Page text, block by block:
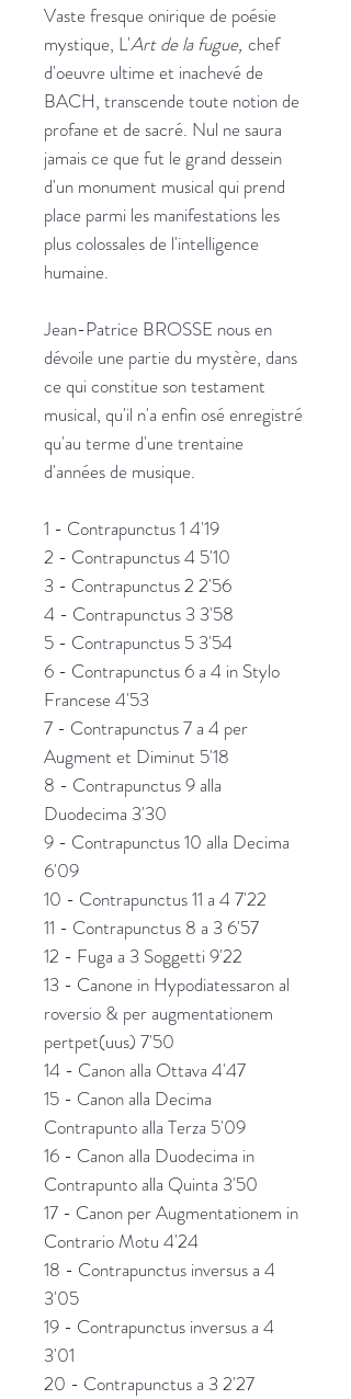
Vaste fresque onirique de poésie
mystique, L'Art de la fugue, chef
d'oeuvre ultime et inachevé de
BACH, transcende toute notion de
profane et de sacré. Nul ne saura
jamais ce que fut le grand dessein
d'un monument musical qui prend
place parmi les manifestations les
plus colossales de l'intelligence
humaine.
Jean-Patrice BROSSE nous en
dévoile une partie du mystère, dans
ce qui constitue son testament
musical, qu'il n'a enfin osé enregistré
qu'au terme d'une trentaine
d'années de musique.
1 - Contrapunctus 1 4'19
2 - Contrapunctus 4 5'10
3 - Contrapunctus 2 2'56
4 - Contrapunctus 3 3'58
5 - Contrapunctus 5 3'54
6 - Contrapunctus 6 a 4 in Stylo
Francese 4'53
7 - Contrapunctus 7 a 4 per
Augment et Diminut 5'18
8 - Contrapunctus 9 alla
Duodecima 3'30
9 - Contrapunctus 10 alla Decima
6'09
10 - Contrapunctus 11 a 4 7'22
11 - Contrapunctus 8 a 3 6'57
12 - Fuga a 3 Soggetti 9'22
13 - Canone in Hypodiatessaron al
roversio & per augmentationem
pertpet(uus) 7'50
14 - Canon alla Ottava 4'47
15 - Canon alla Decima
Contrapunto alla Terza 5'09
16 - Canon alla Duodecima in
Contrapunto alla Quinta 3'50
17 - Canon per Augmentationem in
Contrario Motu 4'24
18 - Contrapunctus inversus a 4
3'05
19 - Contrapunctus inversus a 4
3'01
20 - Contrapunctus a 3 2'27